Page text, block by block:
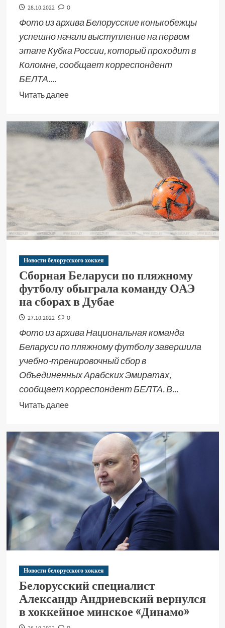
28.10.2022 0
Фото из архива Белорусские конькобежцы
успешно начали выступление на первом
этапе Кубка России, который проходит в
Коломне, сообщает корреспондент
БЕЛТА....
Читать далее
Новости белорусского хоккея
Сборная Беларуси по пляжному
футболу обыграла команду ОАЭ
на сборах в Дубае
27.10.2022 0
Фото из архива Национальная команда
Беларуси по пляжному футболу завершила
учебно-тренировочный сбор в
Объединенных Арабских Эмиратах,
сообщает корреспондент БЕЛТА. В...
Читать далее
Новости белорусского хоккея
Белорусский специалист
Александр Андриевский вернулся
в хоккейное минское «Динамо»